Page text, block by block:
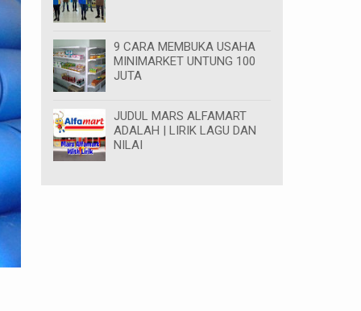
9 CARA MEMBUKA USAHA
MINIMARKET UNTUNG 100
JUTA
JUDUL MARS ALFAMART
ADALAH | LIRIK LAGU DAN
NILAI